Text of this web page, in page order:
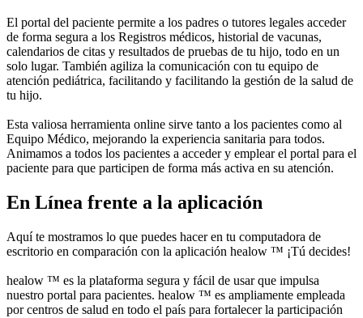
El portal del paciente permite a los padres o tutores legales acceder
de forma segura a los Registros médicos, historial de vacunas,
calendarios de citas y resultados de pruebas de tu hijo, todo en un
solo lugar. También agiliza la comunicación con tu equipo de
atención pediátrica, facilitando y facilitando la gestión de la salud de
tu hijo.
Esta valiosa herramienta online sirve tanto a los pacientes como al
Equipo Médico, mejorando la experiencia sanitaria para todos.
Animamos a todos los pacientes a acceder y emplear el portal para el
paciente para que participen de forma más activa en su atención.
En Línea frente a la aplicación
Aquí te mostramos lo que puedes hacer en tu computadora de
escritorio en comparación con la aplicación healow ™ ¡Tú decides!
healow ™ es la plataforma segura y fácil de usar que impulsa
nuestro portal para pacientes. healow ™ es ampliamente empleada
por centros de salud en todo el país para fortalecer la participación